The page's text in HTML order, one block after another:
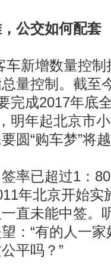
公交如何配套
新增数量控制
量控制。截至
完成2017年底
明年起北京市
圆“购车梦”将
已超过1：80
年北京开始实
直未能中签。
：“有的人一
平吗？”